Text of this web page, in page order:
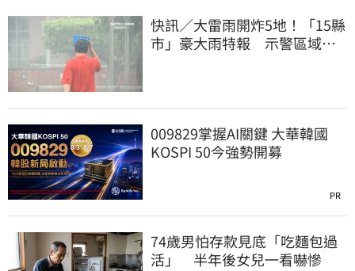
快訊／大雷雨開炸5地！「15縣
市」豪大雨特報 示警區域曝
009829掌握AI關鍵 大華韓國
KOSPI 50今強勢開募
PR
74歲男怕存款見底「吃麵包過
活」 半年後女兒一看嚇慘